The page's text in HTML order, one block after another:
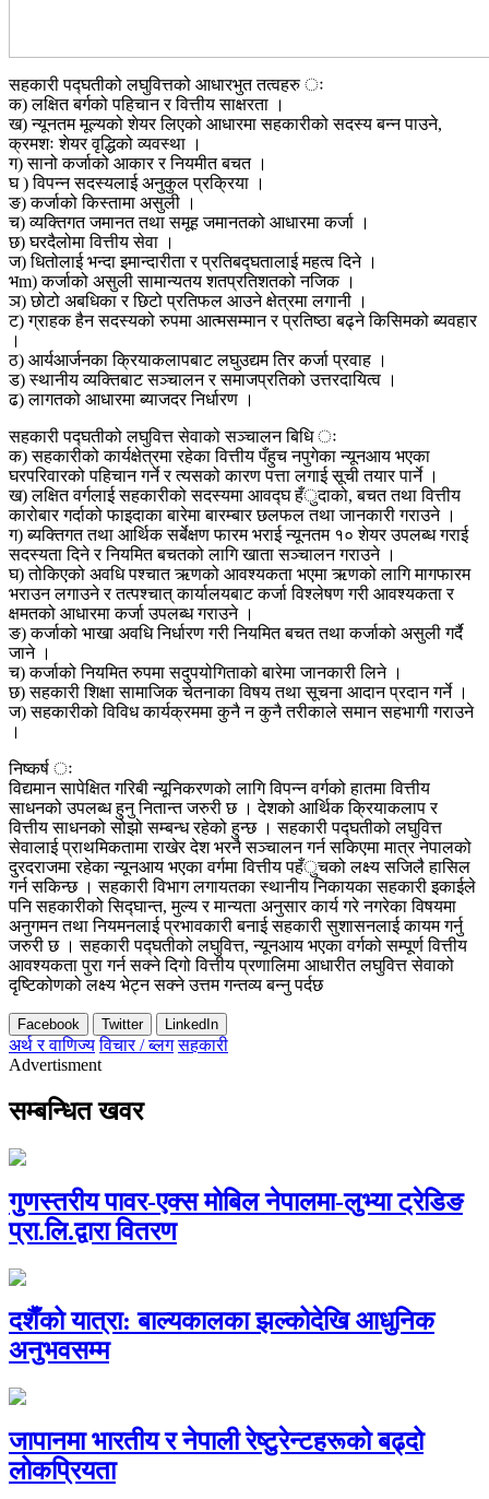
सहकारी पद्घतीको लघुवित्तको आधारभुत तत्वहरु ः
क) लक्षित बर्गको पहिचान र वित्तीय साक्षरता ।
ख) न्यूनतम मूल्यको शेयर लिएको आधारमा सहकारीको सदस्य बन्न पाउने,
क्रमशः शेयर वृद्धिको व्यवस्था ।
ग) सानो कर्जाको आकार र नियमीत बचत ।
घ ) विपन्न सदस्यलाई अनुकुल प्रक्रिया ।
ङ) कर्जाको किस्तामा असुली ।
च) व्यक्तिगत जमानत तथा समूह जमानतको आधारमा कर्जा ।
छ) घरदैलोमा वित्तीय सेवा ।
ज) धितोलाई भन्दा इमान्दारीता र प्रतिबद्घतालाई महत्व दिने ।
भm) कर्जाको असुली सामान्यतय शतप्रतिशतको नजिक ।
ञ) छोटो अबधिका र छिटो प्रतिफल आउने क्षेत्रमा लगानी ।
ट) ग्राहक हैन सदस्यको रुपमा आत्मसम्मान र प्रतिष्ठा बढ्ने किसिमको ब्यवहार
।
ठ) आर्यआर्जनका क्रियाकलापबाट लघुउद्यम तिर कर्जा प्रवाह ।
ड) स्थानीय व्यक्तिबाट सञ्चालन र समाजप्रतिको उत्तरदायित्व ।
ढ) लागतको आधारमा ब्याजदर निर्धारण ।
सहकारी पद्घतीको लघुवित्त सेवाको सञ्चालन बिधि ः
क) सहकारीको कार्यक्षेत्रमा रहेका वित्तीय पँहुच नपुगेका न्यूनआय भएका
घरपरिवारको पहिचान गर्ने र त्यसको कारण पत्ता लगाई सूची तयार पार्ने ।
ख) लक्षित वर्गलाई सहकारीको सदस्यमा आवद्घ हँुदाको, बचत तथा वित्तीय
कारोबार गर्दाको फाइदाका बारेमा बारम्बार छलफल तथा जानकारी गराउने ।
ग) ब्यक्तिगत तथा आर्थिक सर्बेक्षण फारम भराई न्यूनतम १० शेयर उपलब्ध गराई
सदस्यता दिने र नियमित बचतको लागि खाता सञ्चालन गराउने ।
घ) तोकिएको अवधि पश्चात ऋणको आवश्यकता भएमा ऋणको लागि मागफारम
भराउन लगाउने र तत्पश्चात् कार्यालयबाट कर्जा विश्लेषण गरी आवश्यकता र
क्षमतको आधारमा कर्जा उपलब्ध गराउने ।
ङ) कर्जाको भाखा अवधि निर्धारण गरी नियमित बचत तथा कर्जाको असुली गर्दै
जाने ।
च) कर्जाको नियमित रुपमा सदुपयोगिताको बारेमा जानकारी लिने ।
छ) सहकारी शिक्षा सामाजिक चेतनाका विषय तथा सूचना आदान प्रदान गर्ने ।
ज) सहकारीको विविध कार्यक्रममा कुनै न कुनै तरीकाले समान सहभागी गराउने
।
निष्कर्ष ः
विद्यमान सापेक्षित गरिबी न्यूनिकरणको लागि विपन्न वर्गको हातमा वित्तीय
साधनको उपलब्ध हुनु नितान्त जरुरी छ । देशको आर्थिक क्रियाकलाप र
वित्तीय साधनको सोझो सम्बन्ध रहेको हुन्छ । सहकारी पद्घतीको लघुवित्त
सेवालाई प्राथमिकतामा राखेर देश भरनै सञ्चालन गर्न सकिएमा मात्र नेपालको
दुरदराजमा रहेका न्यूनआय भएका वर्गमा वित्तीय पहँुचको लक्ष्य सजिलै हासिल
गर्न सकिन्छ । सहकारी विभाग लगायतका स्थानीय निकायका सहकारी इकाईले
पनि सहकारीको सिद्घान्त, मुल्य र मान्यता अनुसार कार्य गरे नगरेका विषयमा
अनुगमन तथा नियमनलाई प्रभावकारी बनाई सहकारी सुशासनलाई कायम गर्नु
जरुरी छ । सहकारी पद्घतीको लघुवित्त, न्यूनआय भएका वर्गको सम्पूर्ण वित्तीय
आवश्यकता पुरा गर्न सक्ने दिगो वित्तीय प्रणालिमा आधारीत लघुवित्त सेवाको
दृष्टिकोणको लक्ष्य भेट्न सक्ने उत्तम गन्तव्य बन्नु पर्दछ
Facebook Twitter LinkedIn
अर्थ र वाणिज्य विचार / ब्लग सहकारी
Advertisment
सम्बन्धित खवर
गुणस्तरीय पावर-एक्स मोबिल नेपालमा-लुभ्या ट्रेडिङ
प्रा.लि.द्वारा वितरण
दशैँको यात्रा: बाल्यकालका झल्कोदेखि आधुनिक
अनुभवसम्म
जापानमा भारतीय र नेपाली रेष्टुरेन्टहरूको बढ्दो
लोकप्रियता